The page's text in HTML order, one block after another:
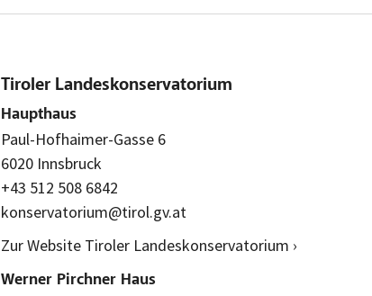
Tiroler Landeskonservatorium
Haupthaus
Paul-Hofhaimer-Gasse 6
6020 Innsbruck
+43 512 508 6842
konservatorium@tirol.gv.at
Zur Website Tiroler Landeskonservatorium ›
Werner Pirchner Haus